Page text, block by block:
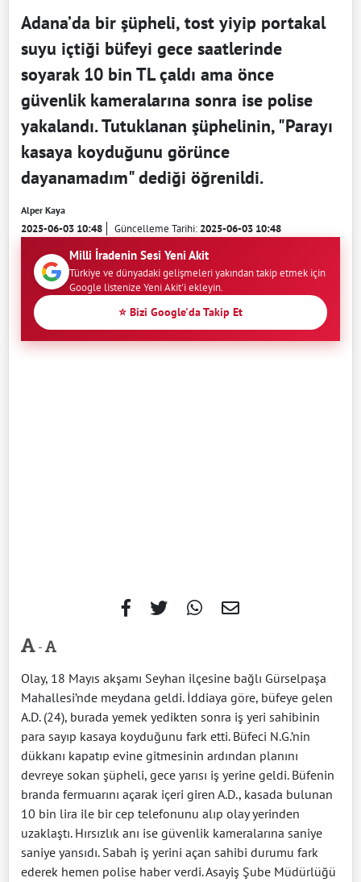
Adana’da bir şüpheli, tost yiyip portakal
suyu içtiği büfeyi gece saatlerinde
soyarak 10 bin TL çaldı ama önce
güvenlik kameralarına sonra ise polise
yakalandı. Tutuklanan şüphelinin, "Parayı
kasaya koyduğunu görünce
dayanamadım" dediği öğrenildi.
Alper Kaya
2025-06-03 10:48 Güncelleme Tarihi:2025-06-03 10:48
Milli İradenin Sesi Yeni Akit
Türkiye ve dünyadaki gelişmeleri yakından takip etmek için
Google listenize Yeni Akit'i ekleyin.
⭐ Bizi Google'da Takip Et
-
Olay, 18 Mayıs akşamı Seyhan ilçesine bağlı Gürselpaşa
Mahallesi’nde meydana geldi. İddiaya göre, büfeye gelen
A.D. (24), burada yemek yedikten sonra iş yeri sahibinin
para sayıp kasaya koyduğunu fark etti. Büfeci N.G.’nin
dükkanı kapatıp evine gitmesinin ardından planını
devreye sokan şüpheli, gece yarısı iş yerine geldi. Büfenin
branda fermuarını açarak içeri giren A.D., kasada bulunan
10 bin lira ile bir cep telefonunu alıp olay yerinden
uzaklaştı. Hırsızlık anı ise güvenlik kameralarına saniye
saniye yansıdı. Sabah iş yerini açan sahibi durumu fark
ederek hemen polise haber verdi. Asayiş Şube Müdürlüğü